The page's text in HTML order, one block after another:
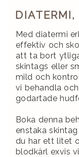
Med diatermi
effektiv och
att ta bort
skintags eller
mild och
vi behandla
godartade
Boka denna
enstaka
du har ett litet
blodkärl exvis